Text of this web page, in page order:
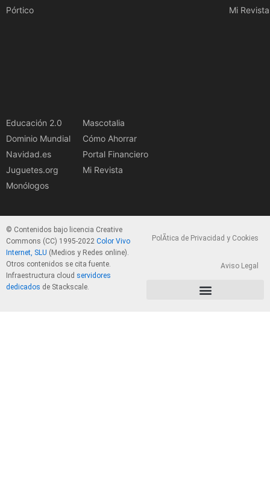
Pórtico
Mi Revista
Educación 2.0
Dominio Mundial
Navidad.es
Juguetes.org
Monólogos
Mascotalia
Cómo Ahorrar
Portal Financiero
Mi Revista
© Contenidos bajo licencia Creative
Commons (CC) 1995-2022 Color Vivo
Internet, SLU (Medios y Redes online).
Otros contenidos se cita fuente.
Infraestructura cloud servidores
dedicados de Stackscale.
PolÃ­tica de Privacidad y Cookies
Aviso Legal